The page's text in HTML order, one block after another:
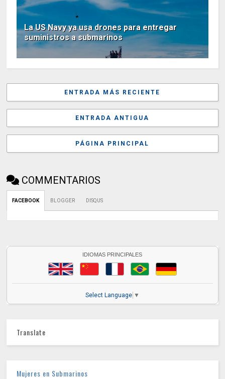
La US Navy ya usa drones para entregar
suministros a submarinos
ENTRADA MÁS RECIENTE
ENTRADA ANTIGUA
PÁGINA PRINCIPAL
COMMENTARIOS
FACEBOOK BLOGGER DISQUS
IDIOMAS PRINCIPALES
Select Language ▼
Translate
Mujeres en Submarinos